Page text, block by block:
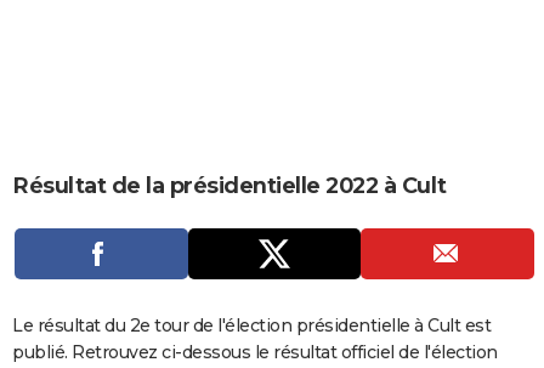
CARTE DE VOEUX
DICTIONNAIRE
Dictionnaire
Biographies
Expressions
Proverbes
PROGRAMME TV
COPAINS D'AVANT
Résultat de la présidentielle 2022 à Cult
Le résultat du 2e tour de l'élection présidentielle à Cult est
publié. Retrouvez ci-dessous le résultat officiel de l'élection